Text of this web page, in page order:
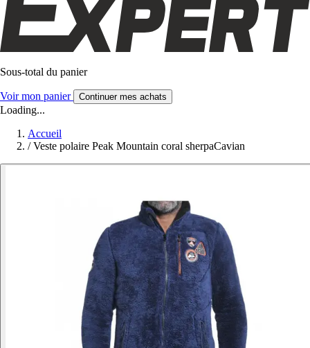
Sous-total du panier
Voir mon panier Continuer mes achats
Loading...
Accueil
/ Veste polaire Peak Mountain coral sherpaCavian